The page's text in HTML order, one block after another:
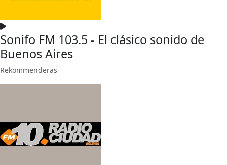
Sonifo FM 103.5 - El clásico sonido de
Buenos Aires
Rekommenderas